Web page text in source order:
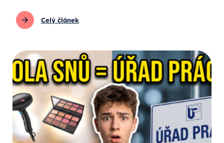
Celý článek